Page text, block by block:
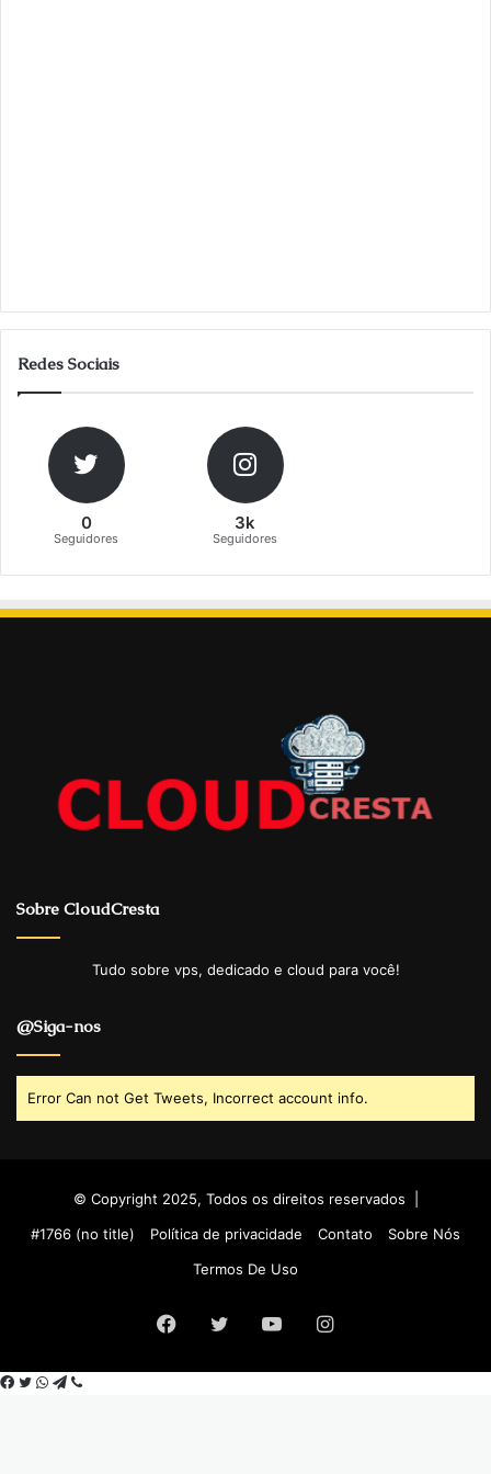
Redes Sociais
0
Seguidores
3k
Seguidores
Sobre CloudCresta
Tudo sobre vps, dedicado e cloud para você!
@Siga-nos
Error Can not Get Tweets, Incorrect account info.
© Copyright 2025, Todos os direitos reservados |
#1766 (no title)
Política de privacidade Contato
Sobre Nós
Termos De Uso
Facebook
Twitter YouTubeInstagram
Facebook
Twitter
WhatsApp
Telegram